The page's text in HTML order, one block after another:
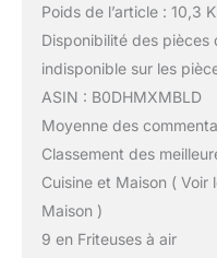
Poids de l’article : 10,3
Disponibilité des pièces
indisponible sur les
ASIN : B0DHMXMBLD
Moyenne des
Classement des
Cuisine et Maison ( Voir
Maison )
9 en Friteuses à air